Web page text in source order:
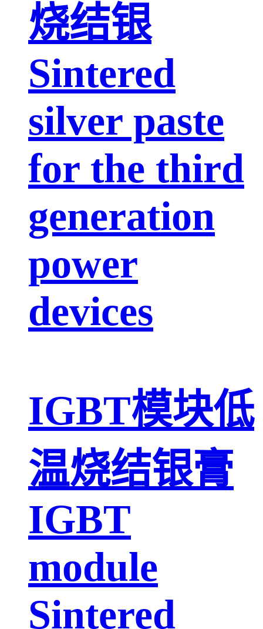
烧结银
Sintered
silver paste
for the third
generation
power
devices
IGBT模块低
温烧结银膏
IGBT
module
Sintered